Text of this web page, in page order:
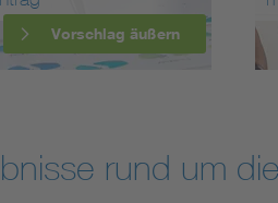
Vorschlag äußern
rund um